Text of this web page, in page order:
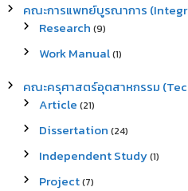
คณะการแพทย์บูรณาการ
Research (9)
Work Manual(1)
คณะครุศาสตร์อุตสาหกรรม
Article (21)
Dissertation (24)
Independent Study(1)
Project(7)